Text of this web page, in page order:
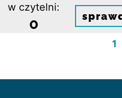
w czytelni:
0
1